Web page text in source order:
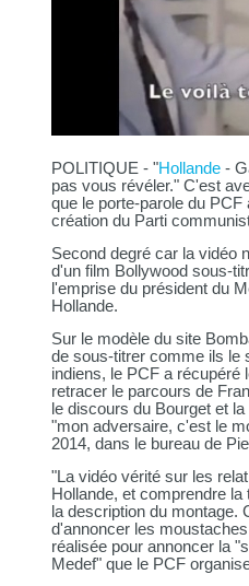
POLITIQUE - "Hollande -
pas vous révéler." C'est
que le porte-parole du
création du Parti
Second degré car la vidéo
d'un film Bollywood sous-
l'emprise du président du
Hollande.
Sur le modèle du site
de sous-titrer comme ils le
indiens, le PCF a récupéré
retracer le parcours de
le discours du Bourget et
"mon adversaire, c'est le
2014, dans le bureau de
"La vidéo vérité sur les
Hollande, et comprendre
la description du montage.
d'annoncer les
réalisée pour annoncer la
Medef" que le PCF